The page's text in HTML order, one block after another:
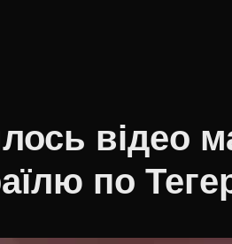
відео
по